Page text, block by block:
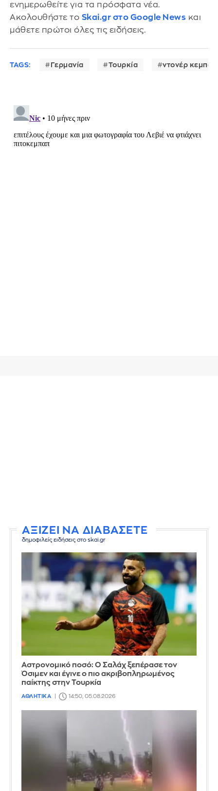
ενημερωθείτε για τα πρόσφατα νέα.
Ακολουθήστε το Skai.gr στο Google News και
μάθετε πρώτοι όλες τις ειδήσεις.
TAGS: Γερμανία Τουρκία ντονέρ κεμπάπ
ΑΞΙΖΕΙ ΝΑ ΔΙΑΒΑΣΕΤΕ
δημοφιλείς ειδήσεις στο skai.gr
Αστρονομικό ποσό: Ο Σαλάχ ξεπέρασε τον
Όσιμεν και έγινε ο πιο ακριβοπληρωμένος
παίκτης στην Τουρκία
ΑΘΛΗΤΙΚΑ 14:50, 05.08.2026